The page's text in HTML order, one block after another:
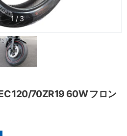
1/ 3
120/70ZR19 60W フロン